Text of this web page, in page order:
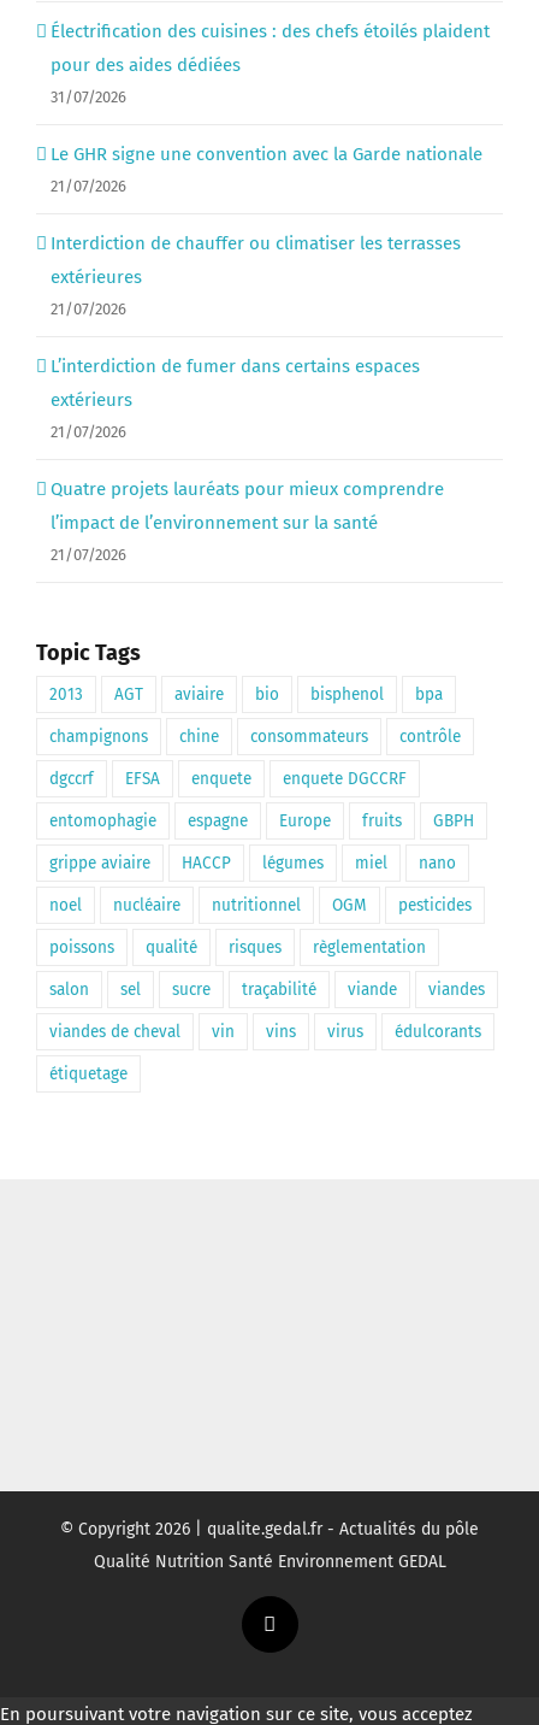
Électrification des cuisines : des chefs étoilés plaident
pour des aides dédiées
31/07/2026
Le GHR signe une convention avec la Garde nationale
21/07/2026
Interdiction de chauffer ou climatiser les terrasses
extérieures
21/07/2026
L’interdiction de fumer dans certains espaces
extérieurs
21/07/2026
Quatre projets lauréats pour mieux comprendre
l’impact de l’environnement sur la santé
21/07/2026
Topic Tags
2013 AGT aviaire bio bisphenol bpa
champignons chine consommateurs contrôle
dgccrf EFSA enquete enquete DGCCRF
entomophagie espagne Europe fruits GBPH
grippe aviaire HACCP légumes miel nano
noel nucléaire nutritionnel OGM pesticides
poissons qualité risques règlementation
salon sel sucre traçabilité viande viandes
viandes de cheval vin vins virus édulcorants
étiquetage
© Copyright 2026 | qualite.gedal.fr - Actualités du pôle
Qualité Nutrition Santé Environnement GEDAL
Twitter
En poursuivant votre navigation sur ce site, vous acceptez